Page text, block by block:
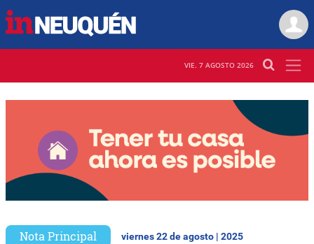
VIE. 7 AGOSTO 2026
Nota Principal viernes 22 de agosto | 2025